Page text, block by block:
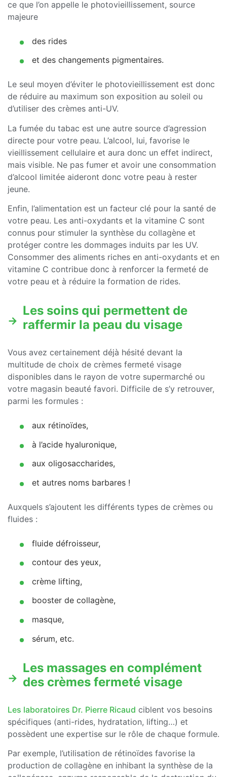
ce que l’on appelle le photovieillissement, source
majeure
des rides
et des changements pigmentaires.
Le seul moyen d’éviter le photovieillissement est donc
de réduire au maximum son exposition au soleil ou
d’utiliser des crèmes anti-UV.
La fumée du tabac est une autre source d’agression
directe pour votre peau. L’alcool, lui, favorise le
vieillissement cellulaire et aura donc un effet indirect,
mais visible. Ne pas fumer et avoir une consommation
d’alcool limitée aideront donc votre peau à rester
jeune.
Enfin, l’alimentation est un facteur clé pour la santé de
votre peau. Les anti-oxydants et la vitamine C sont
connus pour stimuler la synthèse du collagène et
protéger contre les dommages induits par les UV.
Consommer des aliments riches en anti-oxydants et en
vitamine C contribue donc à renforcer la fermeté de
votre peau et à réduire la formation de rides.
Les soins qui permettent de
raffermir la peau du visage
Vous avez certainement déjà hésité devant la
multitude de choix de crèmes fermeté visage
disponibles dans le rayon de votre supermarché ou
votre magasin beauté favori. Difficile de s’y retrouver,
parmi les formules :
aux rétinoïdes,
à l’acide hyaluronique,
aux oligosaccharides,
et autres noms barbares !
Auxquels s’ajoutent les différents types de crèmes ou
fluides :
fluide défroisseur,
contour des yeux,
crème lifting,
booster de collagène,
masque,
sérum, etc.
Les massages en complément
des crèmes fermeté visage
Les laboratoires Dr. Pierre Ricaud ciblent vos besoins
spécifiques (anti-rides, hydratation, lifting…) et
possèdent une expertise sur le rôle de chaque formule.
Par exemple, l’utilisation de rétinoïdes favorise la
production de collagène en inhibant la synthèse de la